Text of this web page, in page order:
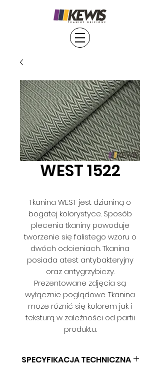
WEST 1522
Tkanina WEST jest dzianiną o
bogatej kolorystyce. Sposób
plecenia tkaniny powoduje
tworzenie się falistego wzoru o
dwóch odcieniach. Tkanina
posiada atest antybakteryjny
oraz antygrzybiczy.
Prezentowane zdjęcia są
wyłącznie poglądowe. Tkanina
może różnić się kolorem jak i
teksturą w zależności od partii
produktu.
SPECYFIKACJA TECHNICZNA